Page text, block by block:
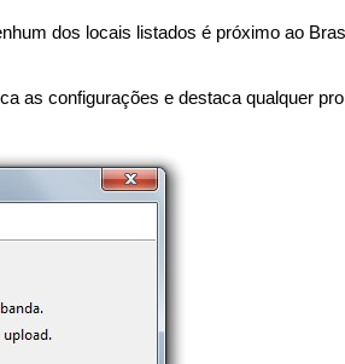
dos locais listados é próximo ao
as configurações e destaca qualquer